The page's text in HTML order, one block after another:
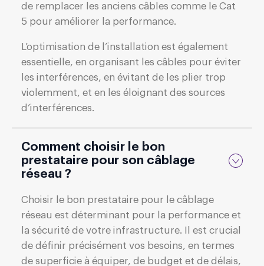
de remplacer les anciens câbles comme le Cat
5 pour améliorer la performance.
L’optimisation de l’installation est également
essentielle, en organisant les câbles pour éviter
les interférences, en évitant de les plier trop
violemment, et en les éloignant des sources
d’interférences.
Comment choisir le bon
prestataire pour son câblage
réseau ?
Choisir le bon prestataire pour le câblage
réseau est déterminant pour la performance et
la sécurité de votre infrastructure. Il est crucial
de définir précisément vos besoins, en termes
de superficie à équiper, de budget et de délais,